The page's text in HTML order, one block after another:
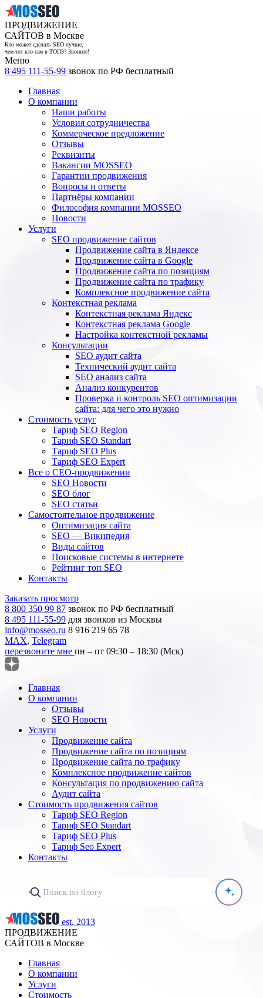
ПРОДВИЖЕНИЕ
САЙТОВ в Москве
Кто может сделать SEO лучше,
чем тот кто сам в ТОП3? Звоните!
Меню
8 495 111-55-99 звонок по РФ бесплатный
Главная
О компании
Наши работы
Условия сотрудничества
Коммерческое предложение
Отзывы
Реквизиты
Вакансии MOSSEO
Гарантии продвижения
Вопросы и ответы
Партнёры компании
Философия компании MOSSEO
Новости
Услуги
SEO продвижение сайтов
Продвижение сайта в Яндексе
Продвижение сайта в Google
Продвижение сайта по позициям
Продвижение сайта по трафику
Комплексное продвижение сайта
Контекстная реклама
Контекстная реклама Яндекс
Контекстная реклама Google
Настройка контекстной рекламы
Консультации
SEO аудит сайта
Технический аудит сайта
SEO анализ сайта
Анализ конкурентов
Проверка и контроль SEO оптимизации
сайта: для чего это нужно
Стоимость услуг
Тариф SEO Region
Тариф SEO Standart
Тариф SEO Plus
Тариф SEO Expert
Все о СЕО-продвижении
SEO Новости
SEO блог
SEO статьи
Самостоятельное продвижение
Оптимизация сайта
SEO — Википедия
Виды сайтов
Поисковые системы в интернете
Рейтинг топ SEO
Контакты
Заказать просмотр
8 800 350 99 87 звонок по РФ бесплатный
8 495 111-55-99 для звонков из Москвы
info@mosseo.ru 8 916 219 65 78
MAX, Telegram
перезвоните мне пн – пт 09:30 – 18:30 (Мск)
Главная
О компании
Отзывы
SEO Новости
Услуги
Продвижение сайта
Продвижение сайта по позициям
Продвижение сайта по трафику
Комплексное продвижение сайтов
Консультация по продвижению сайта
Аудит сайта
Стоимость продвижения сайтов
Тариф SEO Region
Тариф SEO Standart
Тариф SEO Plus
Тариф Seo Expert
Контакты
est. 2013
ПРОДВИЖЕНИЕ
САЙТОВ в Москве
Главная
О компании
Услуги
Стоимость